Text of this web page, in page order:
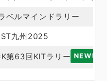
ベルマインドラリー
九州2025
第63回KITラリー NEW!